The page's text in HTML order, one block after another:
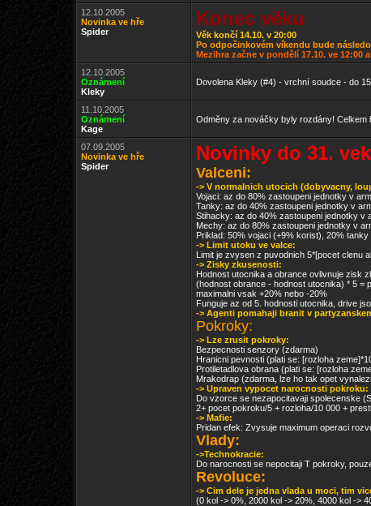
12.10.2005
Novinka ve hře
Spider
Konec věku
Věk končí 14.10. v 20:00
Po odpočinkovém víkendu bude
Mezihra začne v pondělí 17.10. ve 12:00
12.10.2005
Oznámení
Kleky
Dovolena Kleky (#4) - vrchní soudce - do
11.10.2005
Oznámení
Kage
Odměny za nováčky byly rozdány! Celkem
07.09.2005
Novinka ve hře
Spider
Novinky do 31.
Valceni:
-> V normalnich utocich (dobyvacny,
Vojaci: az do 80% zastoupeni jednotky v
Tanky: az do 40% zastoupeni jednotky v
Stihacky: az do 40% zastoupeni jednotky v
Mechy: az do 80% zastoupeni jednotky v
Priklad: 50% vojaci (+9% korist), 20%
-> Limit utoku ve valce:
Limit je zvysen z puvodnich 5*[pocet clenu
-> Zisky zkusenosti:
Hodnost utocnika a obrance ovlivnuje zisk
(hodnost obrance - hodnost utocnika) * 5 =
maximalni vsak +20% nebo -20%
Funguje az od 5. hodnosti utocnika, drive
-> Agenti pomahaji branit v
Pokroky:
-> Lze zrusit pokroky:
Bezpecnosti senzory (zdarma)
Hranicni pevnosti (plati se: [rozloha
Protiletadlova obrana (plati se: [rozloha
Mrakodrap (zdarma, lze ho tak opet
-> Upraven vypocet narocnosti pokroku:
Do vzorce se nezapocitavaji spolecenske
2+ pocet pokroku/5 + rozloha/10 000 +
-> Mafie:
Pridan efek: Zvysuje maximum operaci
Vlady:
->Technokracie:
Do narocnosti se nepocitaji T pokroky,
Revoluce:
-> Cim dele je jedna vlada u moci, tim
(0 kol -> 0%, 2000 kol -> 20%, 4000 kol ->